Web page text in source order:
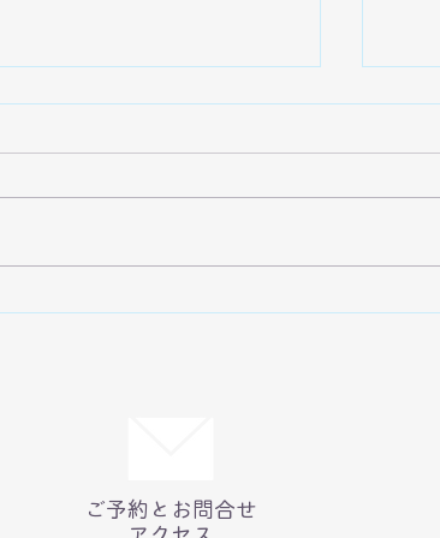
発的動機付けは自己有能感と自己
です。「出来る」と思える、とい
白か
お母
ご予約とお問合せ